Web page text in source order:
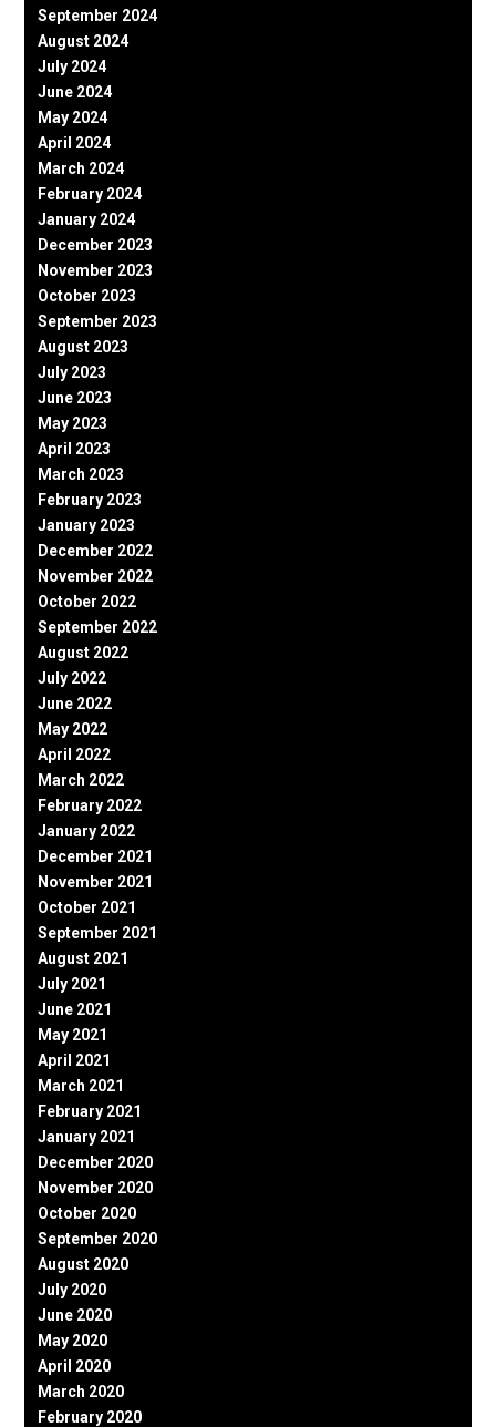
September 2024
August 2024
July 2024
June 2024
May 2024
April 2024
March 2024
February 2024
January 2024
December 2023
November 2023
October 2023
September 2023
August 2023
July 2023
June 2023
May 2023
April 2023
March 2023
February 2023
January 2023
December 2022
November 2022
October 2022
September 2022
August 2022
July 2022
June 2022
May 2022
April 2022
March 2022
February 2022
January 2022
December 2021
November 2021
October 2021
September 2021
August 2021
July 2021
June 2021
May 2021
April 2021
March 2021
February 2021
January 2021
December 2020
November 2020
October 2020
September 2020
August 2020
July 2020
June 2020
May 2020
April 2020
March 2020
February 2020